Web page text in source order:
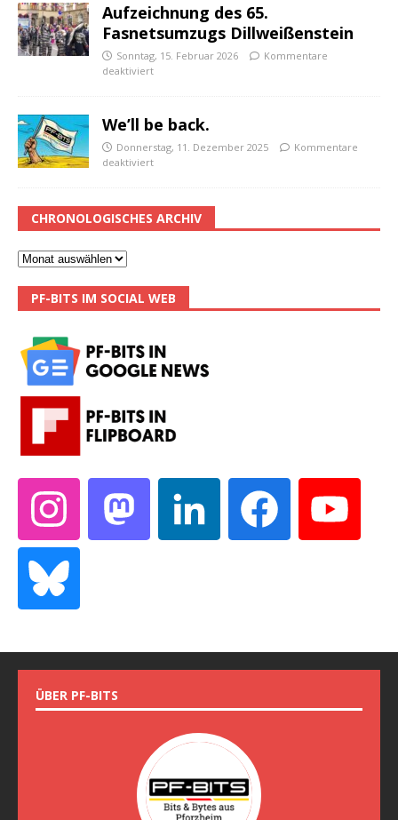
Aufzeichnung des 65.
Fasnetsumzugs Dillweißenstein
Sonntag, 15. Februar 2026
Kommentare
deaktiviert
We’ll be back.
Donnerstag, 11. Dezember 2025
Kommentare
deaktiviert
CHRONOLOGISCHES ARCHIV
PF-BITS IM SOCIAL WEB
ÜBER PF-BITS